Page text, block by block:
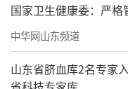
国家卫生健康委：严
中华网山东频道
山东省脐血库2名专家